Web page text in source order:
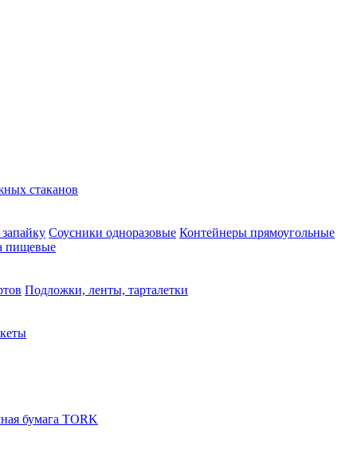
стаканов
Соусники одноразовые Контейнеры прямоугольные
пищевые
Подложки, ленты, тарталетки
бумага TORK